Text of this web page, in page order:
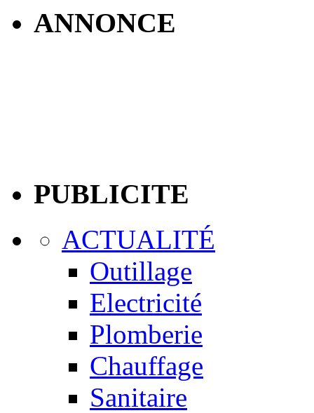
ANNONCE
PUBLICITE
ACTUALITÉ
Outillage
Electricité
Plomberie
Chauffage
Sanitaire